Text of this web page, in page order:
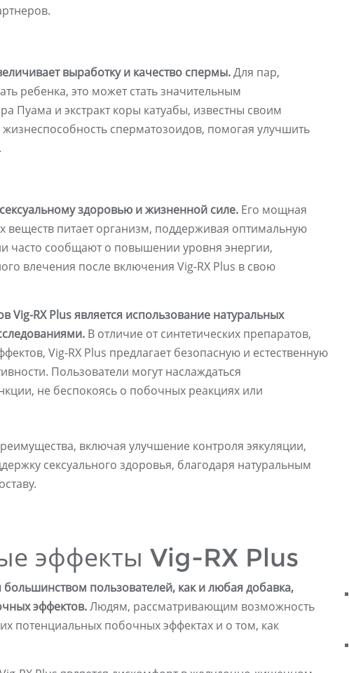
выработку и качество спермы.Для пар,
ребенка, это может стать значительным
Пуама и экстракт коры катуабы, известны своим
сперматозоидов, помогая улучшить
здоровью и жизненной силе. Его мощная
веществ питает организм, поддерживая оптимальную
часто сообщают о повышении уровня энергии,
влечения после включения Vig-RX Plus в свою
Vig-RX Plus является использование натуральных
В отличие от синтетических препаратов,
Vig-RX Plus предлагает безопасную и естественную
Пользователи могут наслаждаться
не беспокоясь о побочных реакциях или
включая улучшение контроля эякуляции,
сексуального здоровья, благодаря натуральным
эффекты Vig-RX Plus
пользователей, как и любая добавка,
эффектов.Людям, рассматривающим возможность
потенциальных побочных эффектах и ​​о том, как